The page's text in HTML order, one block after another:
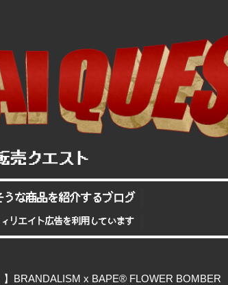
うな商品を紹介するブログ
リエイト広告を利用しています
】BRANDALISM x BAPE® FLOWER BOMBER